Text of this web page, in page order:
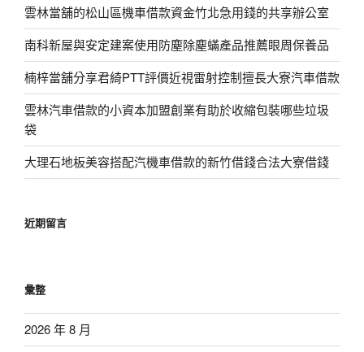
雲林當舖的松山區機車借款資金竹北急用錢的共享辦公室
南科新屋與安定建案使用防塵除塵蟎產品推薦眼周保養品
楠梓當舖分享君綺PTT評價近視雷射控制擅長大寮汽車借款
雲林汽車借款的小資本加盟創業有助於收縮包裝哪些垃圾
袋
大理石地板美容搭配汽機車借款的新竹借錢合法大寮借錢
近期留言
彙整
2026 年 8 月